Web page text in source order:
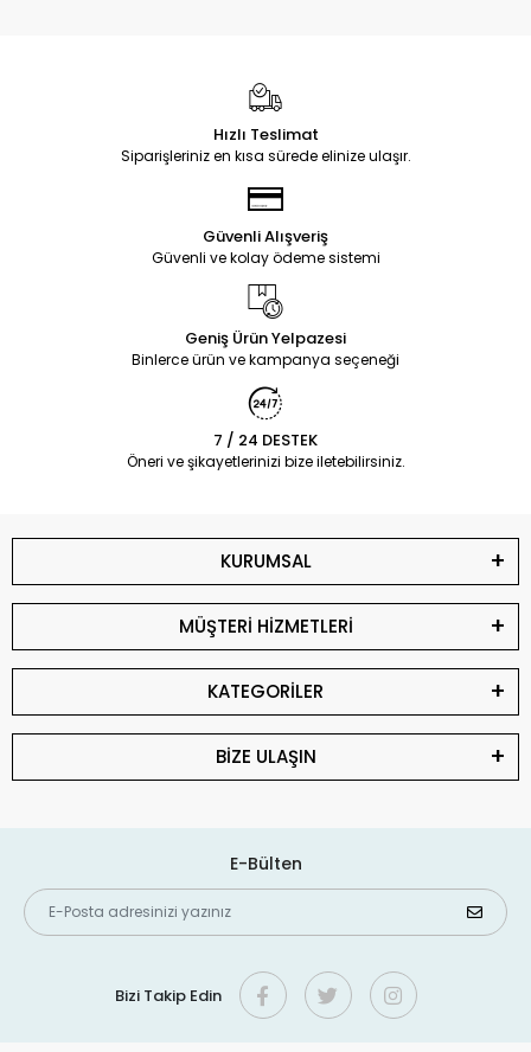
Hızlı Teslimat
Siparişleriniz en kısa sürede elinize ulaşır.
Güvenli Alışveriş
Güvenli ve kolay ödeme sistemi
Geniş Ürün Yelpazesi
Binlerce ürün ve kampanya seçeneği
7 / 24 DESTEK
Öneri ve şikayetlerinizi bize iletebilirsiniz.
KURUMSAL
MÜŞTERİ HİZMETLERİ
KATEGORİLER
BİZE ULAŞIN
E-Bülten
Bizi Takip Edin